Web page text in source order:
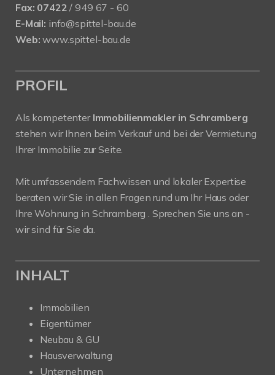
Fax: 07422 / 949 67 - 60
E-Mail: info@spittel-bau.de
Web: www.spittel-bau.de
PROFIL
Als kompetenter Immobilienmakler in Schramberg
stehen wir Ihnen beim Verkauf und bei der Vermietung
Ihrer Immobilie zur Seite.
Mit umfassendem Fachwissen und lokaler Expertise
beraten wir Sie in allen Fragen rund um Ihr Haus oder
Ihre Wohnung in Schramberg . Sprechen Sie uns an -
wir sind für Sie da.
INHALT
Immobilien
Eigentümer
Neubau & GU
Hausverwaltung
Unternehmen